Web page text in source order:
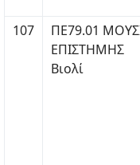
107
ΠΕ79.01
ΕΠΙΣΤΗΜΗΣ
Βιολί